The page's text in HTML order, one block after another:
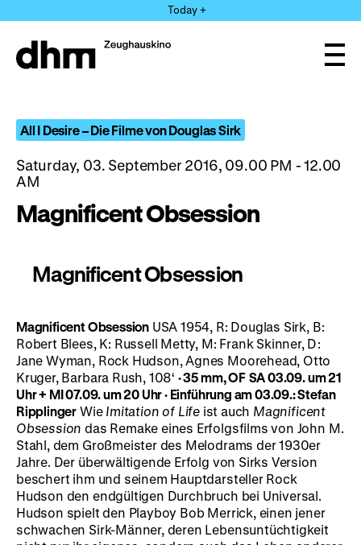
directly
the
Today +
All I Desire – Die Filme von Douglas Sirk
Saturday, 03. September 2016, 09.00 PM - 12.00
AM
Magnificent Obsession
Magnificent Obsession
Magnificent Obsession USA 1954, R: Douglas Sirk, B:
Robert Blees, K: Russell Metty, M: Frank Skinner, D:
Jane Wyman, Rock Hudson, Agnes Moorehead, Otto
Kruger, Barbara Rush, 108‘ ·35 mm, OF SA 03.09. um 21
Uhr + MI 07.09. um 20 Uhr · Einführung am 03.09.: Stefan
Ripplinger Wie Imitation of Lifeist auch Magnificent
Obsession das Remake eines Erfolgsfilms von John M.
Stahl, dem Großmeister des Melodrams der 1930er
Jahre. Der überwältigende Erfolg von Sirks Version
beschert ihm und seinem Hauptdarsteller Rock
Hudson den endgültigen Durchbruch bei Universal.
Hudson spielt den Playboy Bob Merrick, einen jener
schwachen Sirk-Männer, deren Lebensuntüchtigkeit